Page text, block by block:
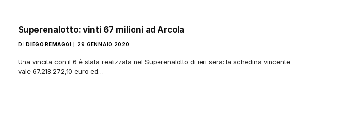
Superenalotto: vinti 67 milioni ad Arcola
DI DIEGO REMAGGI 29 GENNAIO 2020
Una vincita con il 6 è stata realizzata nel Superenalotto di ieri sera: la schedina vincente
vale 67.218.272,10 euro ed…